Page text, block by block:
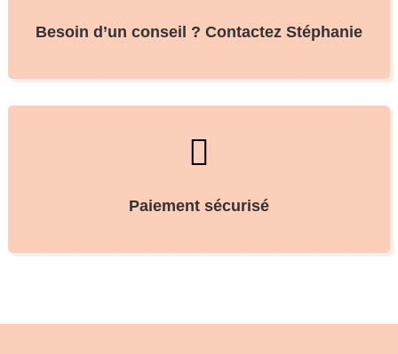
Besoin d’un conseil ? Contactez Stéphanie

Paiement sécurisé